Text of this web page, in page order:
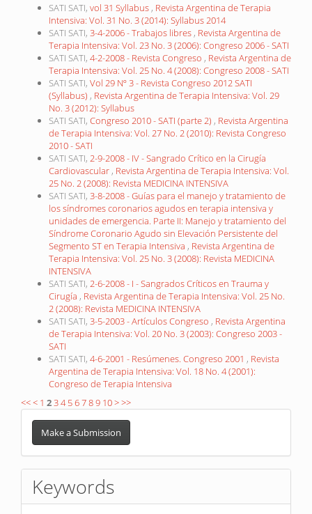
SATI SATI, vol 31 Syllabus , Revista Argentina de Terapia
Intensiva: Vol. 31 No. 3 (2014): Syllabus 2014
SATI SATI, 3-4-2006 - Trabajos libres , Revista Argentina de
Terapia Intensiva: Vol. 23 No. 3 (2006): Congreso 2006 - SATI
SATI SATI, 4-2-2008 - Revista Congreso , Revista Argentina de
Terapia Intensiva: Vol. 25 No. 4 (2008): Congreso 2008 - SATI
SATI SATI, Vol 29 Nº 3 - Revista Congreso 2012 SATI
(Syllabus) , Revista Argentina de Terapia Intensiva: Vol. 29
No. 3 (2012): Syllabus
SATI SATI, Congreso 2010 - SATI (parte 2) , Revista Argentina
de Terapia Intensiva: Vol. 27 No. 2 (2010): Revista Congreso
2010 - SATI
SATI SATI, 2-9-2008 - IV - Sangrado Crítico en la Cirugía
Cardiovascular , Revista Argentina de Terapia Intensiva: Vol.
25 No. 2 (2008): Revista MEDICINA INTENSIVA
SATI SATI, 3-8-2008 - Guías para el manejo y tratamiento de
los síndromes coronarios agudos en terapia intensiva y
unidades de emergencia. Parte II: Manejo y tratamiento del
Síndrome Coronario Agudo sin Elevación Persistente del
Segmento ST en Terapia Intensiva , Revista Argentina de
Terapia Intensiva: Vol. 25 No. 3 (2008): Revista MEDICINA
INTENSIVA
SATI SATI, 2-6-2008 - I - Sangrados Críticos en Trauma y
Cirugía , Revista Argentina de Terapia Intensiva: Vol. 25 No.
2 (2008): Revista MEDICINA INTENSIVA
SATI SATI, 3-5-2003 - Artículos Congreso , Revista Argentina
de Terapia Intensiva: Vol. 20 No. 3 (2003): Congreso 2003 -
SATI
SATI SATI, 4-6-2001 - Resúmenes. Congreso 2001 , Revista
Argentina de Terapia Intensiva: Vol. 18 No. 4 (2001):
Congreso de Terapia Intensiva
<<< 1 2 34 56789 10>>>
Make
Submission
Make a Submission
Keywords